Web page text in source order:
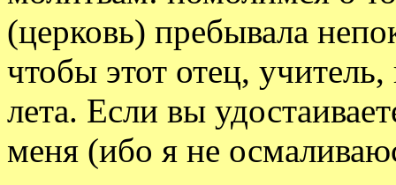
(церковь) пребывала
чтобы этот отец,
лета. Если вы
меня (ибо я не